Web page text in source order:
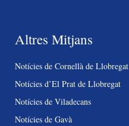
Altres Mitjans
Notícies de Cornellà de Llobregat
Notícies d’El Prat de Llobregat
Notícies de Viladecans
Notícies de Gavà